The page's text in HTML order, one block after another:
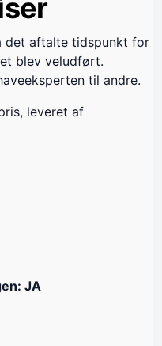
det aftalte tidspunkt for
blev veludført.
til andre.
leveret af
JA